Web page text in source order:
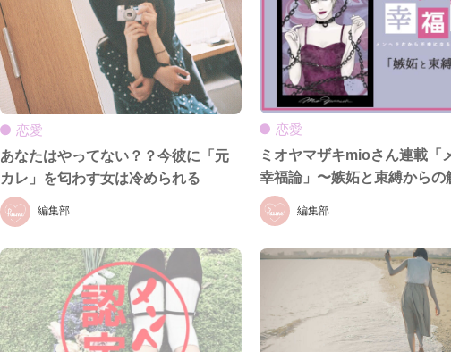
編集部
恋愛
あなたはやってない？？今彼に「元
カレ」を匂わす女は冷められる
編集部
恋愛
ミオヤマザキmioさん連載「
幸福論」〜嫉妬と束縛からの